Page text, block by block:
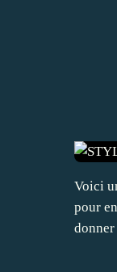
Voici
pour
donner